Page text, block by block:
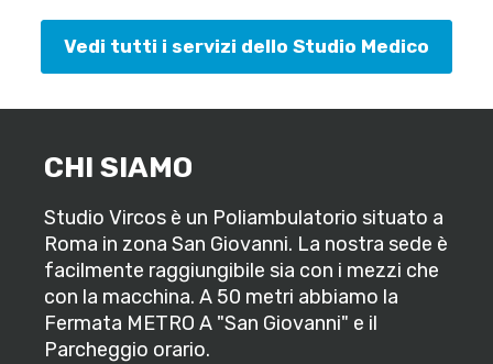
Vedi tutti i servizi dello Studio Medico
CHI SIAMO
Studio Vircos è un Poliambulatorio situato a
Roma in zona San Giovanni. La nostra sede è
facilmente raggiungibile sia con i mezzi che
con la macchina. A 50 metri abbiamo la
Fermata METRO A "San Giovanni" e il
Parcheggio orario.